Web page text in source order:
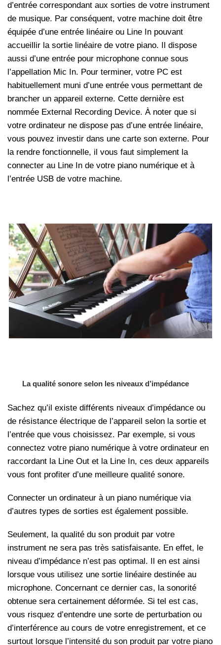
d’entrée correspondant aux sorties de votre instrument
de musique. Par conséquent, votre machine doit être
équipée d’une entrée linéaire ou Line In pouvant
accueillir la sortie linéaire de votre piano. Il dispose
aussi d’une entrée pour microphone connue sous
l’appellation Mic In. Pour terminer, votre PC est
habituellement muni d’une entrée vous permettant de
brancher un appareil externe. Cette dernière est
nommée External Recording Device. À noter que si
votre ordinateur ne dispose pas d’une entrée linéaire,
vous pouvez investir dans une carte son externe. Pour
la rendre fonctionnelle, il vous faut simplement la
connecter au Line In de votre piano numérique et à
l’entrée USB de votre machine.
La qualité sonore selon les niveaux d’impédance
Sachez qu’il existe différents niveaux d’impédance ou
de résistance électrique de l’appareil selon la sortie et
l’entrée que vous choisissez. Par exemple, si vous
connectez votre piano numérique à votre ordinateur en
raccordant la Line Out et la Line In, ces deux appareils
vous font profiter d’une meilleure qualité sonore.
Connecter un ordinateur à un piano numérique via
d’autres types de sorties est également possible.
Seulement, la qualité du son produit par votre
instrument ne sera pas très satisfaisante. En effet, le
niveau d’impédance n’est pas optimal. Il en est ainsi
lorsque vous utilisez une sortie linéaire destinée au
microphone. Concernant ce dernier cas, la sonorité
obtenue sera certainement déformée. Si tel est cas,
vous risquez d’entendre une sorte de perturbation ou
d’interférence au cours de votre enregistrement, et ce
surtout lorsque l’intensité du son produit par votre piano